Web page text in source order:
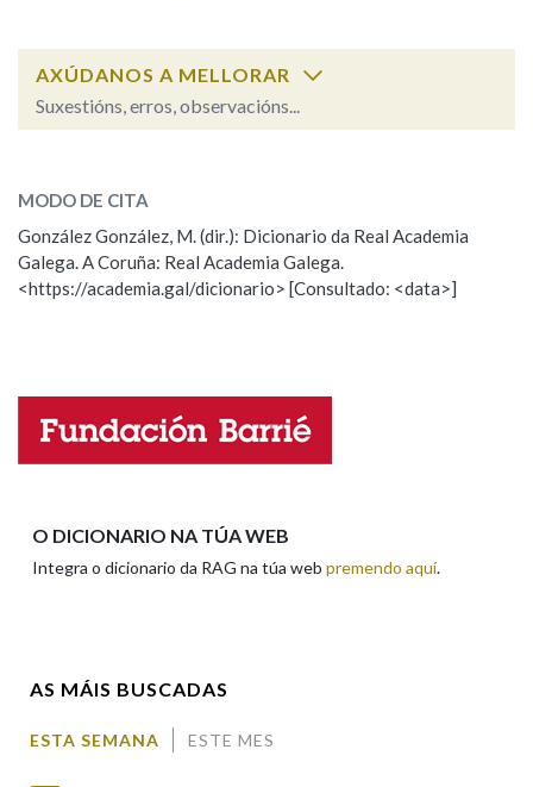
Nos exemplos
OUTRAS OPCIÓNS DE BUSCA
Marcas gramaticais
AXÚDANOS A MELLORAR
Suxestións, erros, observacións...
ESCOLLE UNHA OPCIÓN:
Observación Hai un erro na palabra
Propoño mellorar a definición
Nome
MODO DE CITA
González González, M. (dir.): Dicionario da Real Academia
Galega. A Coruña: Real Academia Galega.
<https://academia.gal/dicionario> [Consultado: <data>]
O DICIONARIO NA TÚA WEB
Integra o dicionario da RAG na túa web premendo aquí.
AS MÁIS BUSCADAS
ESTA SEMANA ESTE MES